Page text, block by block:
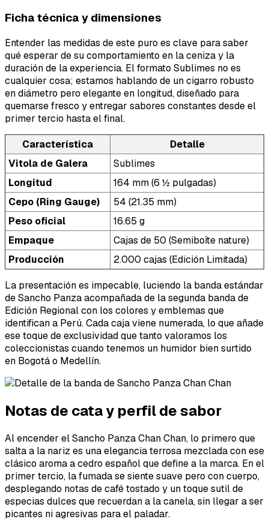
Ficha técnica y dimensiones
Entender las medidas de este puro es clave para saber
qué esperar de su comportamiento en la ceniza y la
duración de la experiencia. El formato Sublimes no es
cualquier cosa; estamos hablando de un cigarro robusto
en diámetro pero elegante en longitud, diseñado para
quemarse fresco y entregar sabores constantes desde el
primer tercio hasta el final.
Característica
Detalle
Vitola de Galera
Sublimes
Longitud
164 mm (6 ½ pulgadas)
Cepo (Ring Gauge)
54 (21.35 mm)
Peso oficial
16.65 g
Empaque
Cajas de 50 (Semiboîte nature)
Producción
2.000 cajas (Edición Limitada)
La presentación es impecable, luciendo la banda estándar
de Sancho Panza acompañada de la segunda banda de
Edición Regional con los colores y emblemas que
identifican a Perú. Cada caja viene numerada, lo que añade
ese toque de exclusividad que tanto valoramos los
coleccionistas cuando tenemos un humidor bien surtido
en Bogotá o Medellín.
Notas de cata y perfil de sabor
Al encender el Sancho Panza Chan Chan, lo primero que
salta a la nariz es una elegancia terrosa mezclada con ese
clásico aroma a cedro español que define a la marca. En el
primer tercio, la fumada se siente suave pero con cuerpo,
desplegando notas de café tostado y un toque sutil de
especias dulces que recuerdan a la canela, sin llegar a ser
picantes ni agresivas para el paladar.